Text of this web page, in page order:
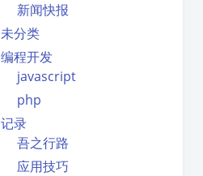
新闻快报
未分类
编程开发
javascript
php
记录
吾之行路
应用技巧